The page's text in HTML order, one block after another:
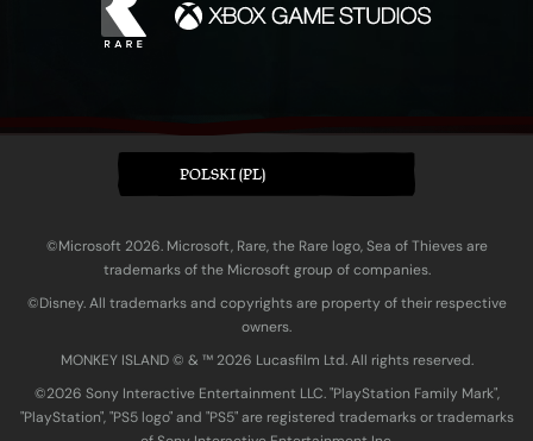
POLSKI (PL)
©Microsoft 2026. Microsoft, Rare, the Rare logo, Sea of Thieves are
trademarks of the Microsoft group of companies.
©Disney. All trademarks and copyrights are property of their respective
owners.
MONKEY ISLAND © & ™ 20‍26 Lucasfilm Ltd. All rights reserved.
©2026 Sony Interactive Entertainment LLC. "PlayStation Family Mark",
"PlayStation", "PS5 logo" and "PS5" are registered trademarks or trademarks